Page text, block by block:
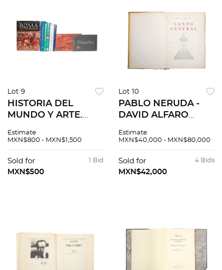
Lot 9
HISTORIA DEL
MUNDO Y ARTE.
Historia de Roma /
en España. Pzs 8
Estimate
MXN$800 - MXN$1,500
1 Bid
Sold for
MXN$500
Lot 10
PABLO NERUDA -
DAVID ALFARO
GENERAL. MÉXICO:
DE LA NACIÓN, 1950.
1ER ED. Firmada.
Estimate
MXN$40,000 - MXN$80,000
4 Bids
Sold for
MXN$42,000